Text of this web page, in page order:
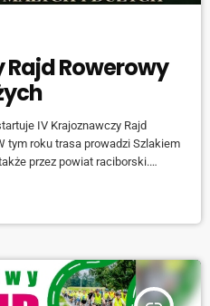
Rowerowy
IV Krajoznawczy Rajd
tym roku trasa prowadzi Szlakiem
przez powiat raciborski.
przy ulicy Rogera o